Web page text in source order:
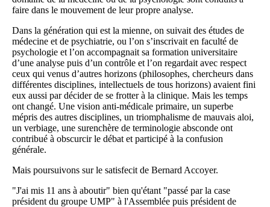
faire dans le mouvement de leur propre analyse.
Dans la génération qui est la mienne, on suivait des études de
médecine et de psychiatrie, ou l’on s’inscrivait en faculté de
psychologie et l’on accompagnait sa formation universitaire
d’une analyse puis d’un contrôle et l’on regardait avec respect
ceux qui venus d’autres horizons (philosophes, chercheurs dans
différentes disciplines, intellectuels de tous horizons) avaient fini
eux aussi par décider de se frotter à la clinique. Mais les temps
ont changé. Une vision anti-médicale primaire, un superbe
mépris des autres disciplines, un triomphalisme de mauvais aloi,
un verbiage, une surenchère de terminologie absconde ont
contribué à obscurcir le débat et participé à la confusion
générale.
Mais poursuivons sur le satisfecit de Bernard Accoyer.
"J'ai mis 11 ans à aboutir" bien qu'étant "passé par la case
président du groupe UMP" à l'Assemblée puis président de